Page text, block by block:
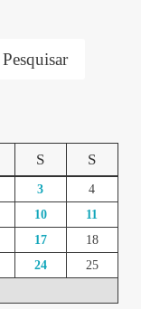
Pesquisar
S S
3
4
10
11
17
18
24
25